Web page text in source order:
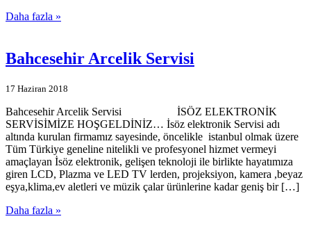
Daha fazla »
Bahcesehir Arcelik Servisi
17 Haziran 2018
Bahcesehir Arcelik Servisi İSÖZ ELEKTRONİK
SERVİSİMİZE HOŞGELDİNİZ… İsöz elektronik Servisi adı
altında kurulan firmamız sayesinde, öncelikle istanbul olmak üzere
Tüm Türkiye geneline nitelikli ve profesyonel hizmet vermeyi
amaçlayan İsöz elektronik, gelişen teknoloji ile birlikte hayatımıza
giren LCD, Plazma ve LED TV lerden, projeksiyon, kamera ,beyaz
eşya,klima,ev aletleri ve müzik çalar ürünlerine kadar geniş bir […]
Daha fazla »